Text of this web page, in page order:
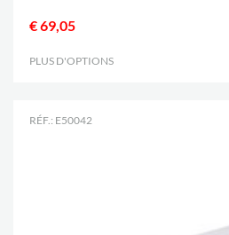
€ 69,05
PLUS D'OPTIONS
RÉF.: E50042